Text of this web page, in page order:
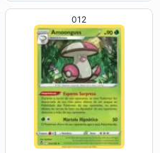
012
Amoonguss 012/195